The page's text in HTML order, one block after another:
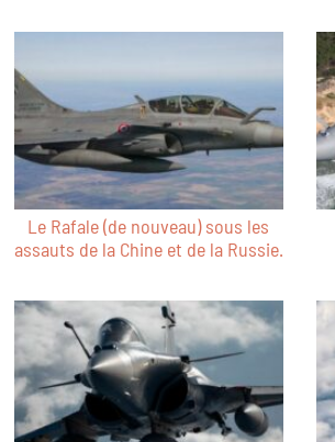
Le Rafale (de nouveau) sous les
assauts de la Chine et de la Russie.